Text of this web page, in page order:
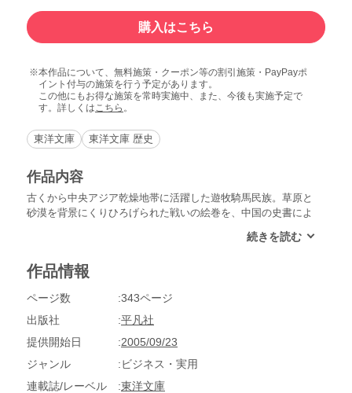
購入はこちら
本作品について、無料施策・クーポン等の割引施策・PayPayポ
イント付与の施策を行う予定があります。
この他にもお得な施策を常時実施中、また、今後も実施予定で
す。詳しくはこちら 。
東洋文庫 東洋文庫 歴史
作品内容
古くから中央アジア乾燥地帯に活躍した遊牧騎馬民族。草原と
砂漠を背景にくりひろげられた戦いの絵巻を、中国の史書によ
作品情報
ページ数
343ページ
出版社
平凡社
提供開始日
2005/09/23
ジャンル
ビジネス・実用
連載誌/レーベル
東洋文庫